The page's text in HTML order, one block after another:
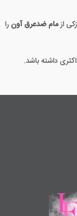
ازمام ضدعرق آون را
داشته باشد.